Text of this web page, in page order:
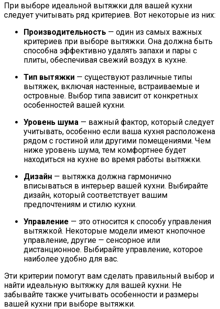
При выборе идеальной вытяжки для вашей кухни
следует учитывать ряд критериев. Вот некоторые из них:
Производительность — один из самых важных
критериев при выборе вытяжки. Она должна быть
способна эффективно удалять запахи и пары с
плиты, обеспечивая свежий воздух в кухне.
Тип вытяжки — существуют различные типы
вытяжек, включая настенные, встраиваемые и
островные. Выбор типа зависит от конкретных
особенностей вашей кухни.
Уровень шума — важный фактор, который следует
учитывать, особенно если ваша кухня расположена
рядом с гостиной или другими помещениями. Чем
ниже уровень шума, тем комфортнее будет
находиться на кухне во время работы вытяжки.
Дизайн — вытяжка должна гармонично
вписываться в интерьер вашей кухни. Выбирайте
дизайн, который соответствует вашим
предпочтениям и стилю кухни.
Управление — это относится к способу управления
вытяжкой. Некоторые модели имеют кнопочное
управление, другие — сенсорное или
дистанционное. Выбирайте управление, которое
наиболее удобно для вас.
Эти критерии помогут вам сделать правильный выбор и
найти идеальную вытяжку для вашей кухни. Не
забывайте также учитывать особенности и размеры
вашей кухни при выборе вытяжки.